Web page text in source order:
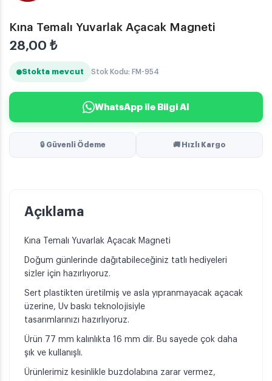
Kına Temalı Yuvarlak Açacak Magneti
28,00 ₺
Stokta mevcut Stok Kodu: FM-954
WhatsApp ile Bilgi Al
🔒 Güvenli Ödeme 🚚 Hızlı Kargo
Açıklama
Kına Temalı Yuvarlak Açacak Magneti
Doğum günlerinde dağıtabileceğiniz tatlı hediyeleri
sizler için hazırlıyoruz.
Sert plastikten üretilmiş ve asla yıpranmayacak açacak
üzerine, Uv baskı teknolojisiyle
tasarımlarınızı hazırlıyoruz.
Ürün 77 mm kalınlıkta 16 mm dir. Bu sayede çok daha
şık ve kullanışlı.
Ürünlerimiz kesinlikle buzdolabına zarar vermez,